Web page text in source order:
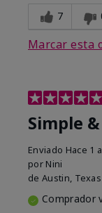
7
Marcar esta
Simple &
Enviado Hace 1
por Nini
de Austin, Texas
Comprador